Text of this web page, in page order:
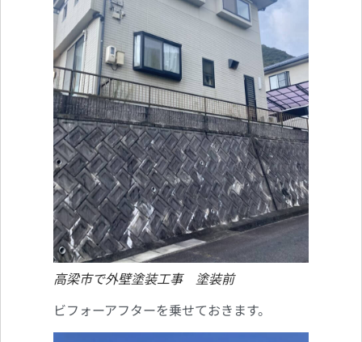
高梁市で外壁塗装工事 塗装前
ビフォーアフターを乗せておきます。